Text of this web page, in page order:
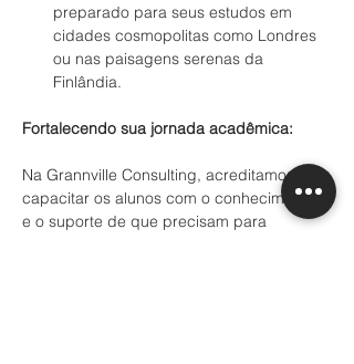
preparado para seus estudos em
cidades cosmopolitas como Londres
ou nas paisagens serenas da
Finlândia.
Fortalecendo sua jornada acadêmica:
Na Grannville Consulting, acreditamos em
capacitar os alunos com o conhecimento
e o suporte de que precisam para